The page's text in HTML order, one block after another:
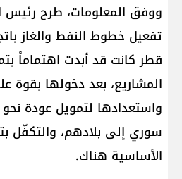
ووفق المعلومات، طرح رئيس
تفعيل خطوط النفط والغاز
قطر كانت قد أبدت اهتماماً
المشاريع، بعد دخولها بقوة
سوري إلى بلادهم، والتكفّل
الأساسية هناك.